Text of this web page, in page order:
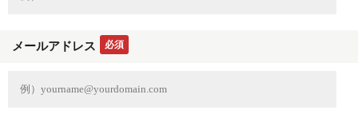
メールアドレス 必須